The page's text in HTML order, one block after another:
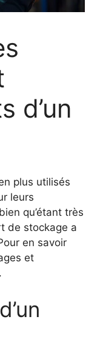
d’un
plus utilisés
leurs
qu’étant très
de stockage a
en savoir
et